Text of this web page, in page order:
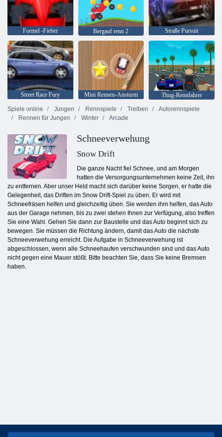
Formel -Fieber Bergauf renn 2 Straße Pursuit
Street Race Fury Mini Rennen-Ansturm
Thug-Rennfahrer
Spiele online
Jungen Rennspiele Treiben
Autorennspiele
Rennen für Jungen
Winter Arcade
Schneeverwehung
Snow Drift
Die ganze Nacht fiel Schnee, und am Morgen
hatten die Versorgungsunternehmen keine Zeit, ihn
zu entfernen. Aber unser Held macht sich darüber keine Sorgen, er hatte die
Gelegenheit, das Driften im Snow Drift-Spiel zu üben. Er wird mit
Schneefräsen helfen und gleichzeitig üben. Sie werden ihm helfen, das Auto
aus der Garage nehmen, bis zu zwei stehen Ihnen zur Verfügung, also treffen
Sie eine Wahl. Gehen Sie dann zur Baustelle und das Auto beginnt sich zu
bewegen. Sie müssen die Richtung ändern, damit das Auto die nächste
Schneeverwehung erreicht. Die Aufgabe in Schneeverwehung ist
abgeschlossen, wenn alle Schneehaufen verschwunden sind und das Auto
nicht gegen eine Mauer stößt. Bitte beachten Sie, dass Sie keine Bremsen
haben.